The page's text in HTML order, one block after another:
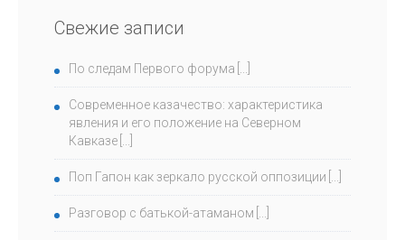
Свежие записи
По следам Первого форума
Современное казачество: характеристика
явления и его положение на Северном
Кавказе
Поп Гапон как зеркало русской оппозиции
Разговор с батькой-атаманом